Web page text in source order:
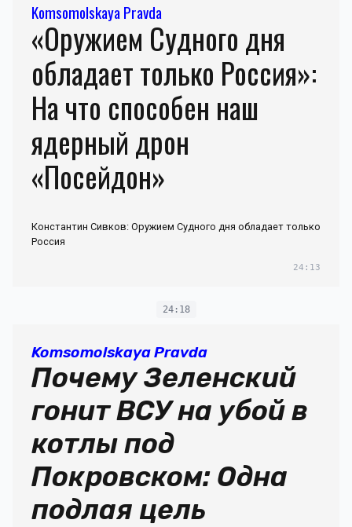
Komsomolskaya Pravda
«Оружием Судного дня
обладает только Россия»:
На что способен наш
ядерный дрон
«Посейдон»
Константин Сивков: Оружием Судного дня обладает только
Россия
24:13
24:18
Komsomolskaya Pravda
Почему Зеленский
гонит ВСУ на убой в
котлы под
Покровском: Одна
подлая цель